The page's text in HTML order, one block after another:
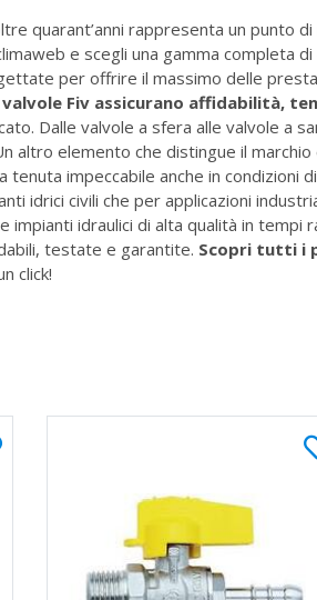
quarant’anni rappresenta un punto
e scegli una gamma completa
per offrire il massimo delle
valvole Fiv assicurano affidabilità,
Dalle valvole a sfera alle valvole a
altro elemento che distingue il
impeccabile anche in condizioni
civili che per applicazioni
idraulici di alta qualità in tempi
testate e garantite. Scopri tutti i
click!